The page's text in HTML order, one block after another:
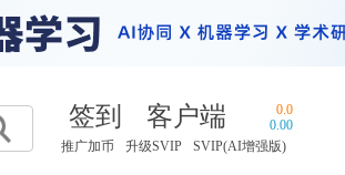
签到 客户端
0.0
0.00
推广加币
升级SVIP SVIP(AI增强版)